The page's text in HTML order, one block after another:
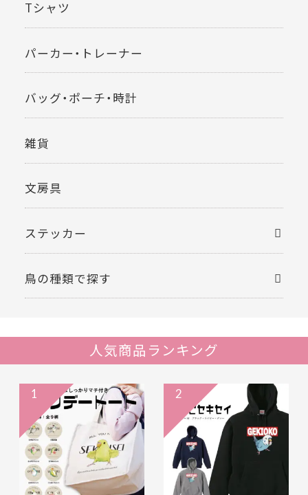
Tシャツ
パーカー・トレーナー
バッグ・ポーチ・時計
雑貨
文房具
ステッカー
鳥の種類で探す
人気商品ランキング
1 2